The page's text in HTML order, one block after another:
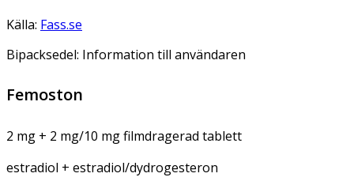
Källa: Fass.se
Bipacksedel: Information till användaren
Femoston
2 mg + 2 mg/10 mg filmdragerad tablett
estradiol + estradiol/dydrogesteron